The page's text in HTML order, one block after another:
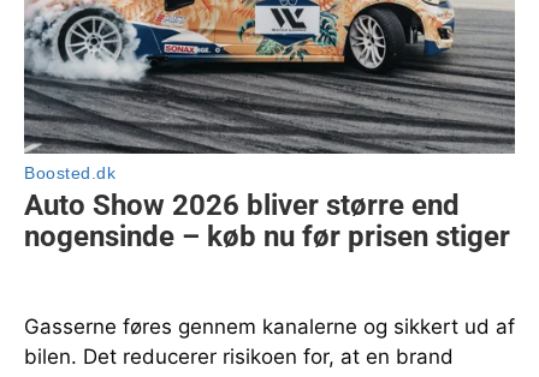
Gasserne føres gennem kanalerne og sikkert ud af
bilen. Det reducerer risikoen for, at en brand